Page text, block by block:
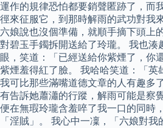
運作的規律恐怕都要銷聲匿跡了，而
徑來征服它，到那時解雨的武功對我
六娘說也沒個準備，就順手摘下頭上
對碧玉手鐲拆開送給了玲瓏。 我也湊
眼，笑道：「已經送給你紫煙了，你
紫煙羞得紅了臉。 我哈哈笑道：「英
我可比那些滿嘴道德文章的人有趣多
有告訴她蕭瀟的行蹤，解雨可能是察
便在無瑕玲瓏含羞啐了我一口的同時
「淫賊」。 我心中一凜，「六娘對